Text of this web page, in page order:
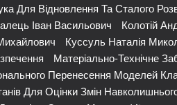
Для Відновлення Та Сталого
Іван Васильович Колотій
Куссуль Наталія
Матеріально-Технічне
Перенесення Моделей
Для Оцінки Змін